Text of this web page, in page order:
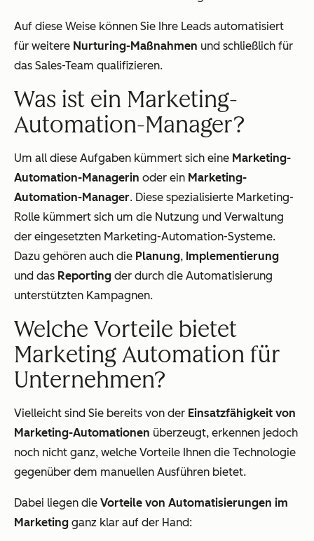
Auf diese Weise können Sie Ihre Leads automatisiert
für weitere Nurturing-Maßnahmen und schließlich für
das Sales-Team qualifizieren.
Was ist ein Marketing-
Automation-Manager?
Um all diese Aufgaben kümmert sich eine Marketing-
Automation-Managerin oder ein Marketing-
Automation-Manager. Diese spezialisierte Marketing-
Rolle kümmert sich um die Nutzung und Verwaltung
der eingesetzten Marketing-Automation-Systeme.
Dazu gehören auch die Planung, Implementierung
und das Reporting der durch die Automatisierung
unterstützten Kampagnen.
Welche Vorteile bietet
Marketing Automation für
Unternehmen?
Vielleicht sind Sie bereits von der Einsatzfähigkeit von
Marketing-Automationen überzeugt, erkennen jedoch
noch nicht ganz, welche Vorteile Ihnen die Technologie
gegenüber dem manuellen Ausführen bietet.
Dabei liegen die Vorteile von Automatisierungen im
Marketing ganz klar auf der Hand: